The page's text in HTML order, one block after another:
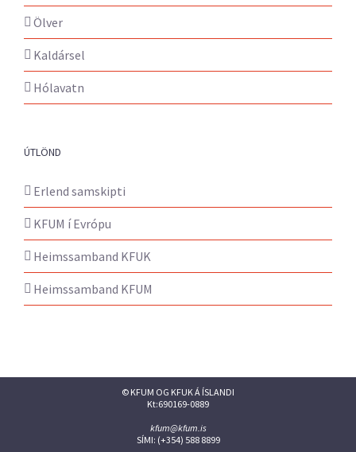
Ölver
Kaldársel
Hólavatn
ÚTLÖND
Erlend samskipti
KFUM í Evrópu
Heimssamband KFUK
Heimssamband KFUM
© KFUM OG KFUK Á ÍSLANDI
Kt:690169-0889
kfum@kfum.is
SÍMI: (+354) 588 8899